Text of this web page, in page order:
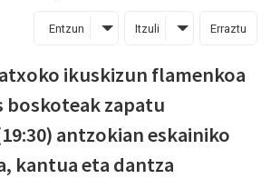
Entzun Itzuli Erraztu
ikuskizun flamenkoa
boskoteak zapatu
antzokian eskainiko
kantua eta dantza